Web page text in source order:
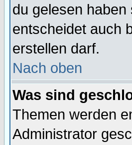
du gelesen
entscheidet auch
erstellen darf.
Nach oben
Was sind
Themen werden
Administrator